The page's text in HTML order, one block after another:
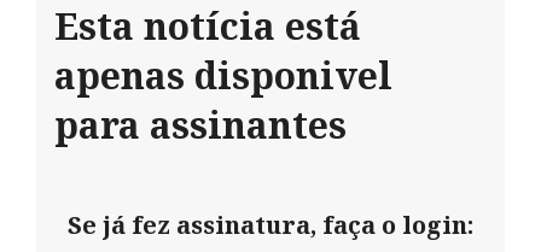
Esta notícia está
apenas disponivel
para assinantes
Se já fez assinatura, faça o login: